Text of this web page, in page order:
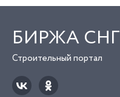
БИРЖА СНГ
Строительный портал